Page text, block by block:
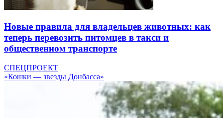
Новые правила для владельцев животных: как
теперь перевозить питомцев в такси и
общественном транспорте
СПЕЦПРОЕКТ
«Кошки — звезды Донбасса»